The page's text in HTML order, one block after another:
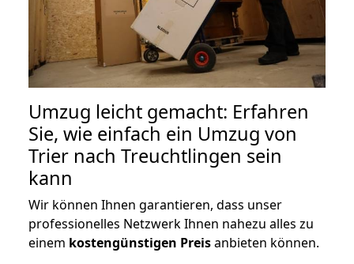
Umzug leicht gemacht: Erfahren
Sie, wie einfach ein Umzug von
Trier nach Treuchtlingen sein
kann
Wir können Ihnen garantieren, dass unser
professionelles Netzwerk Ihnen nahezu alles zu
einem kostengünstigen Preisanbieten können.